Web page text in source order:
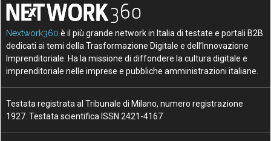
Nextwork360 è il più grande network in Italia di testate e portali B2B
dedicati ai temi della Trasformazione Digitale e dell’Innovazione
Imprenditoriale. Ha la missione di diffondere la cultura digitale e
imprenditoriale nelle imprese e pubbliche amministrazioni italiane.
Testata registrata al Tribunale di Milano, numero registrazione
1927. Testata scientifica ISSN 2421-4167